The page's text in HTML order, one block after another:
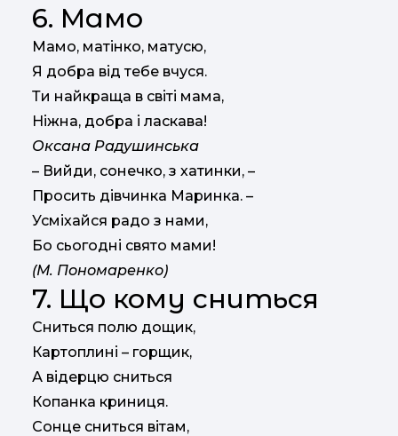
6. Мамо
Мамо, матінко, матусю,
Я добра від тебе вчуся.
Ти найкраща в світі мама,
Ніжна, добра і ласкава!
Оксана Радушинська
– Вийди, сонечко, з хатинки, –
Просить дівчинка Маринка. –
Усміхайся радо з нами,
Бо сьогодні свято мами!
(М. Пономаренко)
7. Що кому сниться
Сниться полю дощик,
Картоплині – горщик,
А відерцю сниться
Копанка криниця.
Сонце сниться вітам,